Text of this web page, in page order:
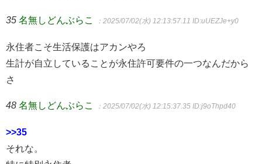
35 名無しどんぶらこ ：2025/07/02(水) 12:13:57.11 ID:uUEZJe+y0
永住者こそ生活保護はアカンやろ
生計が自立していることが永住許可要件の一つなんだから
さ
48 名無しどんぶらこ ：2025/07/02(水) 12:15:37.35 ID:j9oThpd40
>>35
それな。